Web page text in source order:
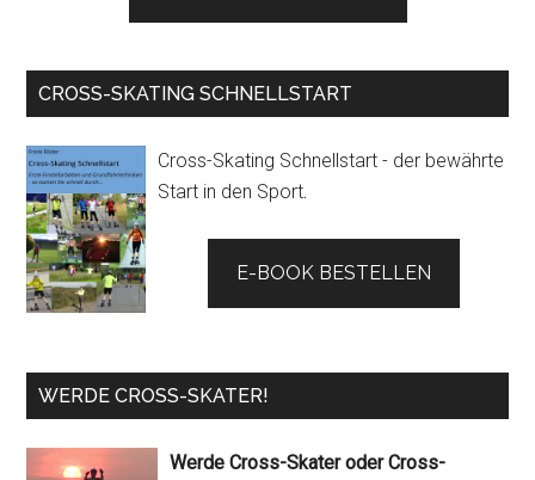
CROSS-SKATING SCHNELLSTART
Cross-Skating Schnellstart - der bewährte
Start in den Sport.
E-BOOK BESTELLEN
WERDE CROSS-SKATER!
Werde Cross-Skater oder Cross-